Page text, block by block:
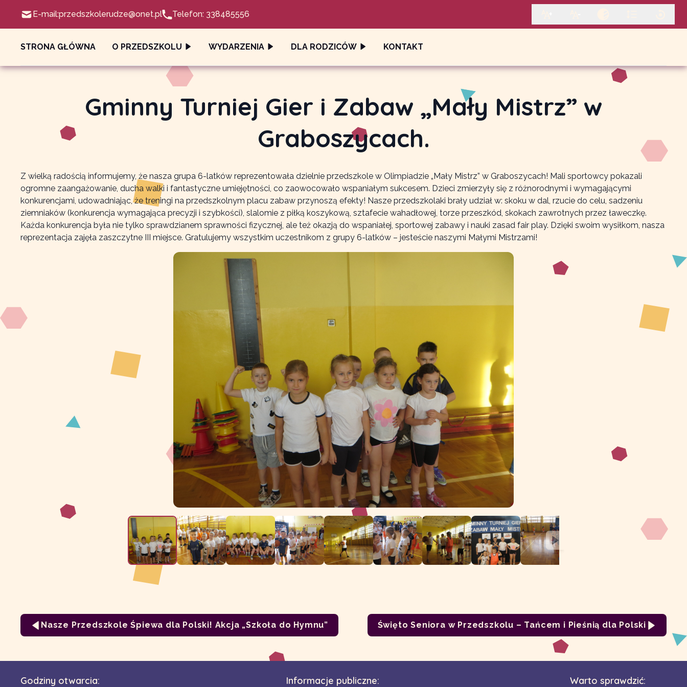
E-mail:przedszkolerudze@onet.pl Telefon: 338485556
STRONA GŁÓWNA O PRZEDSZKOLU WYDARZENIA DLA RODZICÓW KONTAKT
Gminny Turniej Gier i Zabaw „Mały Mistrz” w
Graboszycach.
Z wielką radością informujemy, że nasza grupa 6-latków reprezentowała dzielnie przedszkole w Olimpiadzie „Mały Mistrz” w Graboszycach! Mali sportowcy pokazali
ogromne zaangażowanie, ducha walki i fantastyczne umiejętności, co zaowocowało wspaniałym sukcesem. Dzieci zmierzyły się z różnorodnymi i wymagającymi
konkurencjami, udowadniając, że treningi na przedszkolnym placu zabaw przynoszą efekty! Nasze przedszkolaki brały udział w: skoku w dal, rzucie do celu, sadzeniu
ziemniaków (konkurencja wymagająca precyzji i szybkości), slalomie z piłką koszykową, sztafecie wahadłowej, torze przeszkód, skokach zawrotnych przez ławeczkę.
Każda konkurencja była nie tylko sprawdzianem sprawności fizycznej, ale też okazją do wspaniałej, sportowej zabawy i nauki zasad fair play. Dzięki swoim wysiłkom, nasza
reprezentacja zajęła zaszczytne III miejsce. Gratulujemy wszystkim uczestnikom z grupy 6-latków – jesteście naszymi Małymi Mistrzami!
Nasze Przedszkole Śpiewa dla Polski! Akcja „Szkoła do Hymnu” Święto Seniora w Przedszkolu – Tańcem i Pieśnią dla Polski
Godziny otwarcia: Informacje publiczne: Warto sprawdzić: